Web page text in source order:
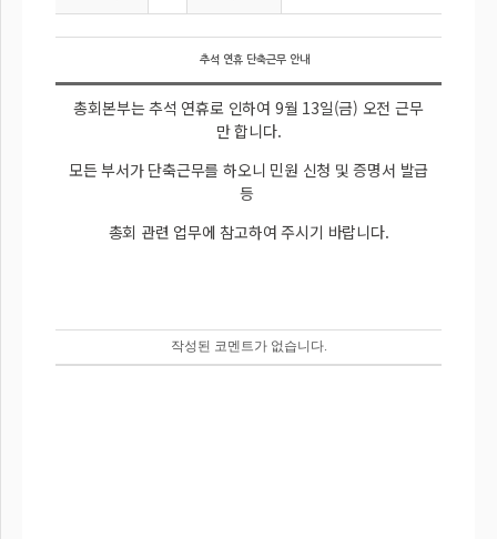
추석 연휴 단축근무 안내
총회본부는 추석 연휴로 인하여 9월 13일(금) 오전 근무
만 합니다.
모든 부서가 단축근무를 하오니 민원 신청 및 증명서 발급
등
총회 관련 업무에 참고하여 주시기 바랍니다.